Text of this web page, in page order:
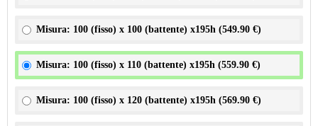
Misura: 100 (fisso) x 100 (battente) x195h (549.90 €)
Misura: 100 (fisso) x 110 (battente) x195h (559.90 €)
Misura: 100 (fisso) x 120 (battente) x195h (569.90 €)